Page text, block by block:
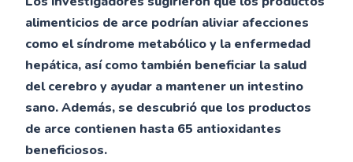
alimenticios de arce podrían aliviar afecciones
como el síndrome metabólico y la enfermedad
hepática, así como también beneficiar la salud
del cerebro y ayudar a mantener un intestino
sano. Además, se descubrió que los productos
de arce contienen hasta 65 antioxidantes
beneficiosos.